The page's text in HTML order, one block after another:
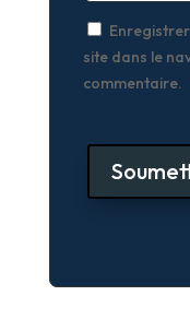
site dans le
commentaire.